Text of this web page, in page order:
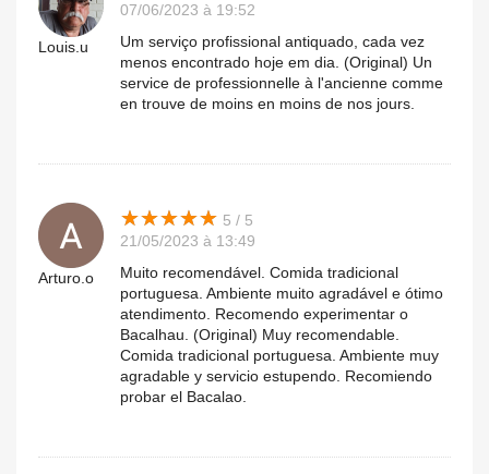
Louis.u
07/06/2023 à 19:52
Um serviço profissional antiquado, cada vez
menos encontrado hoje em dia. (Original) Un
service de professionnelle à l'ancienne comme
en trouve de moins en moins de nos jours.
Arturo.o
★★★★★
★★★★★ 5 / 5
21/05/2023 à 13:49
Muito recomendável. Comida tradicional
portuguesa. Ambiente muito agradável e ótimo
atendimento. Recomendo experimentar o
Bacalhau. (Original) Muy recomendable.
Comida tradicional portuguesa. Ambiente muy
agradable y servicio estupendo. Recomiendo
probar el Bacalao.